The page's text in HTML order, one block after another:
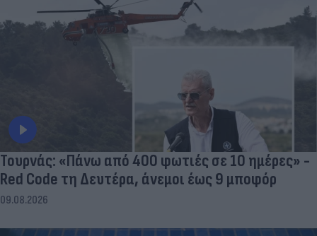
Τουρνάς: «Πάνω από 400 φωτιές σε 10 ημέρες» -
Red Code τη Δευτέρα, άνεμοι έως 9 μποφόρ
09.08.2026